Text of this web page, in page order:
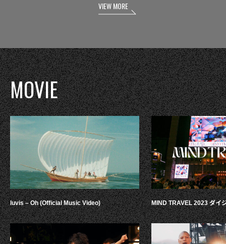
VIEW MORE
MOVIE
luvis – Oh (Official Music Video) MIND TRAVEL 2023 ダイ